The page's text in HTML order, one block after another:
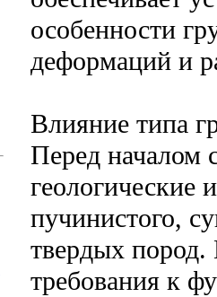
особенности
деформаций и
Влияние типа
Перед началом
геологические
пучинистого,
твердых пород.
требования к